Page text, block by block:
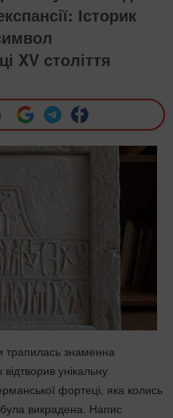
Історик
XV століття
трапилась знаменна
унікальну
фортеці, яка колись
викрадена. Напис